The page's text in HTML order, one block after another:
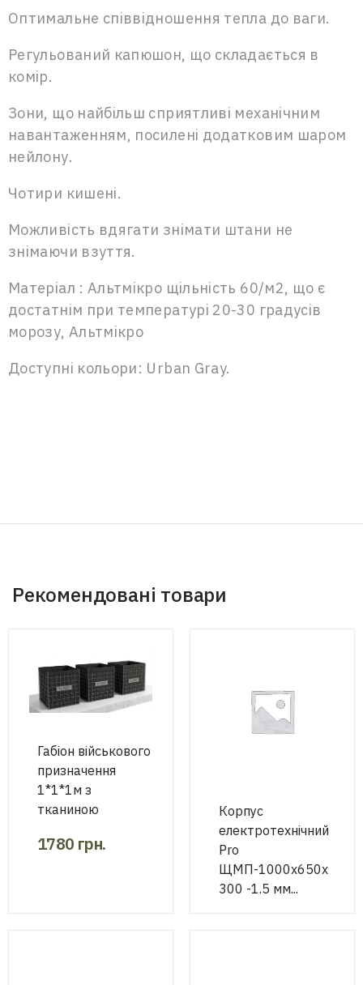
Оптимальне співвідношення тепла до ваги.
Регульований капюшон, що складається в
комір.
Зони, що найбільш сприятливі механічним
навантаженням, посилені додатковим шаром
нейлону.
Чотири кишені.
Можливість вдягати знімати штани не
знімаючи взуття.
Матеріал : Альтмікро щільність 60/м2, що є
достатнім при температурі 20-30 градусів
морозу, Альтмікро
Доступні кольори: Urban Gray.
Рекомендовані товари
Габіон військового
призначення
1*1*1м з
тканиною
1780 грн.
Корпус
електротехнічний
Pro
ЩМП-1000х650х
300 -1.5 мм...